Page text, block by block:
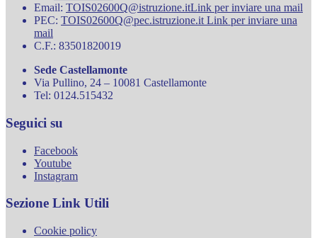
Email: TOIS02600Q@istruzione.itLink per inviare una mail
PEC: TOIS02600Q@pec.istruzione.it Link per inviare una
mail
C.F.: 83501820019
Sede Castellamonte
Via Pullino, 24 – 10081 Castellamonte
Tel: 0124.515432
Seguici su
Facebook
Youtube
Instagram
Sezione Link Utili
Cookie policy